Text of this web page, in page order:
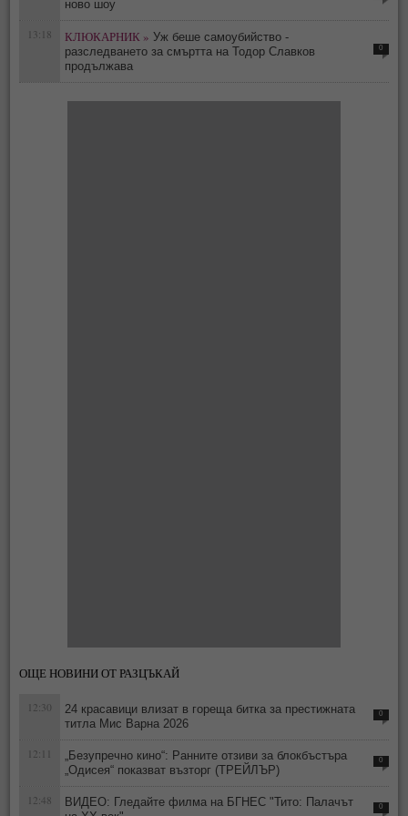
ново шоу
13:18 КЛЮКАРНИК » Уж беше самоубийство -
разследването за смъртта на Тодор Славков
продължава
0
ОЩЕ НОВИНИ ОТ РАЗЦЪКАЙ
12:30
24 красавици влизат в гореща битка за престижната
титла Мис Варна 2026
0
12:11
„Безупречно кино“: Ранните отзиви за блокбъстъра
„Одисея“ показват възторг (ТРЕЙЛЪР)
0
12:48
ВИДЕО: Гледайте филма на БГНЕС "Тито: Палачът
0